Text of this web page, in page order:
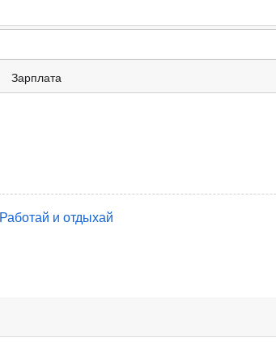
Зарплата
Работай и отдыхай